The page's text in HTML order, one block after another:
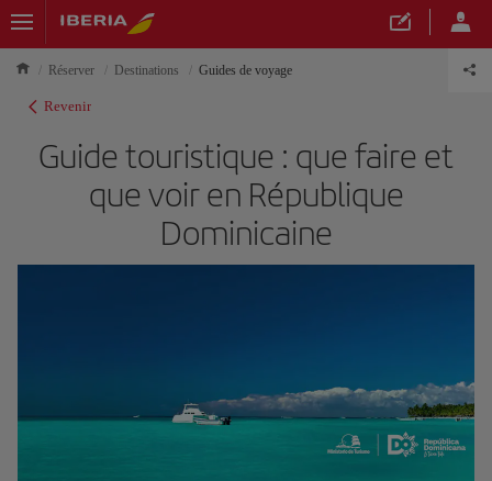
Réserver Destinations Guides de voyage
Revenir
Guide touristique : que faire et
que voir en République
Dominicaine